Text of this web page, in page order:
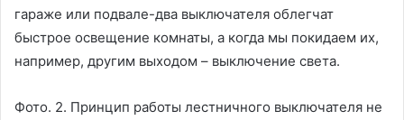
гараже или подвале-два выключателя облегчат
быстрое освещение комнаты, а когда мы покидаем их,
например, другим выходом – выключение света.
Фото. 2. Принцип работы лестничного выключателя не